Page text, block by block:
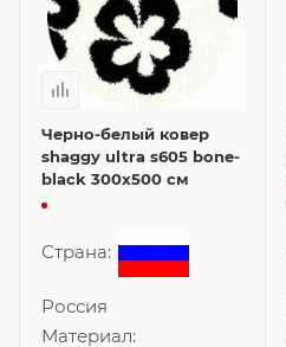
Черно-белый ковер
shaggy ultra s605 bone-
black 300x500 см
Страна:
Россия
Материал: